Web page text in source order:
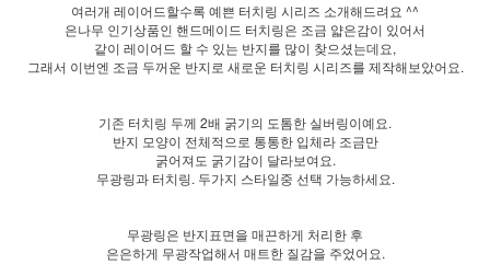
여러개 레이어드할수록 예쁜 터치링 시리즈 소개해드려요 ^^
은나무 인기상품인 핸드메이드 터치링은 조금 얇은감이 있어서
같이 레이어드 할 수 있는 반지를 많이 찾으셨는데요,
그래서 이번엔 조금 두꺼운 반지로 새로운 터치링 시리즈를 제작해보았어요.
기존 터치링 두께 2배 굵기의 도톰한 실버링이예요.
반지 모양이 전체적으로 통통한 입체라 조금만
굵어져도 굵기감이 달라보여요.
무광링과 터치링. 두가지 스타일중 선택 가능하세요.
무광링은 반지표면을 매끈하게 처리한 후
은은하게 무광작업해서 매트한 질감을 주었어요.